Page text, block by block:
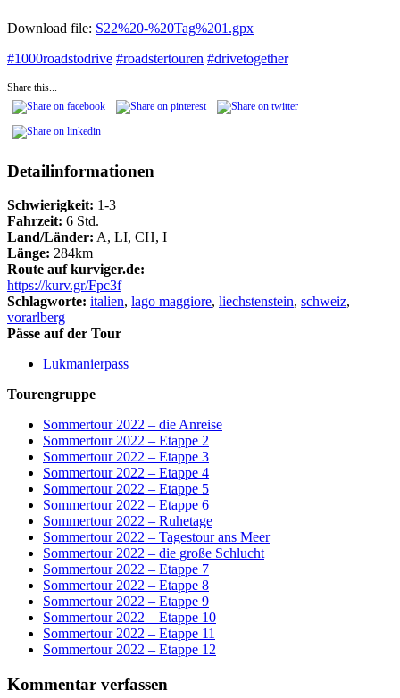
Download file: S22%20-%20Tag%201.gpx
#1000roadstodrive #roadstertouren #drivetogether
Share this...
Detailinformationen
Schwierigkeit: 1-3
Fahrzeit: 6 Std.
Land/Länder: A, LI, CH, I
Länge: 284km
Route auf kurviger.de:
https://kurv.gr/Fpc3f
Schlagworte: italien, lago maggiore, liechstenstein, schweiz,
vorarlberg
Pässe auf der Tour
Lukmanierpass
Tourengruppe
Sommertour 2022 – die Anreise
Sommertour 2022 – Etappe 2
Sommertour 2022 – Etappe 3
Sommertour 2022 – Etappe 4
Sommertour 2022 – Etappe 5
Sommertour 2022 – Etappe 6
Sommertour 2022 – Ruhetage
Sommertour 2022 – Tagestour ans Meer
Sommertour 2022 – die große Schlucht
Sommertour 2022 – Etappe 7
Sommertour 2022 – Etappe 8
Sommertour 2022 – Etappe 9
Sommertour 2022 – Etappe 10
Sommertour 2022 – Etappe 11
Sommertour 2022 – Etappe 12
Kommentar verfassen